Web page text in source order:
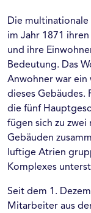
Die
im Jahr 1871
und ihre
Bedeutung. Das
Anwohner war
dieses Gebäudes.
die fünf
fügen sich zu
Gebäuden
luftige Atrien
Komplexes
Seit dem 1.
Mitarbeiter aus